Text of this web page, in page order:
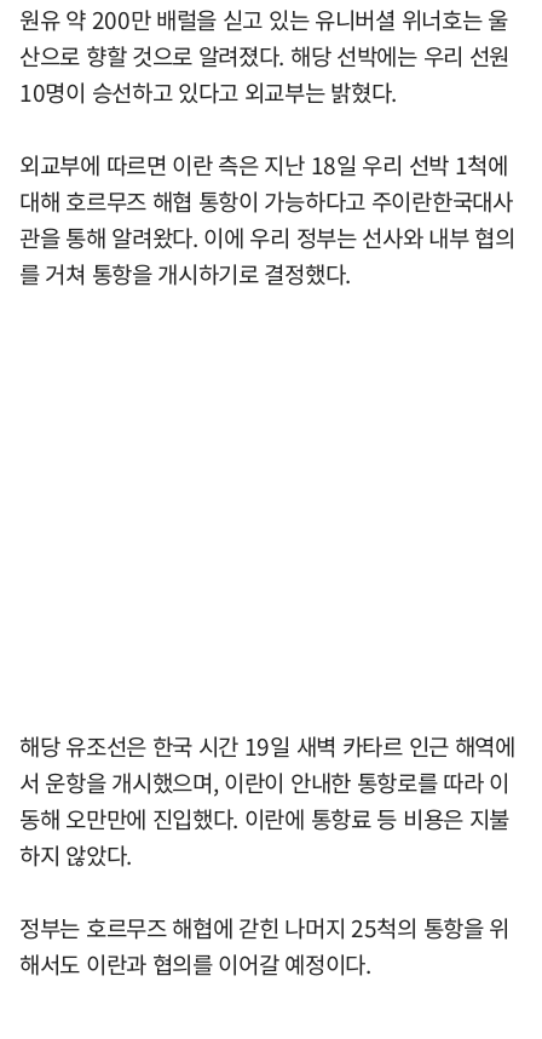
원유 약 200만 배럴을 싣고 있는 유니버셜 위너호는 울
산으로 향할 것으로 알려졌다. 해당 선박에는 우리 선원
10명이 승선하고 있다고 외교부는 밝혔다.
외교부에 따르면 이란 측은 지난 18일 우리 선박 1척에
대해 호르무즈 해협 통항이 가능하다고 주이란한국대사
관을 통해 알려왔다. 이에 우리 정부는 선사와 내부 협의
를 거쳐 통항을 개시하기로 결정했다.
해당 유조선은 한국 시간 19일 새벽 카타르 인근 해역에
서 운항을 개시했으며, 이란이 안내한 통항로를 따라 이
동해 오만만에 진입했다. 이란에 통항료 등 비용은 지불
하지 않았다.
정부는 호르무즈 해협에 갇힌 나머지 25척의 통항을 위
해서도 이란과 협의를 이어갈 예정이다.